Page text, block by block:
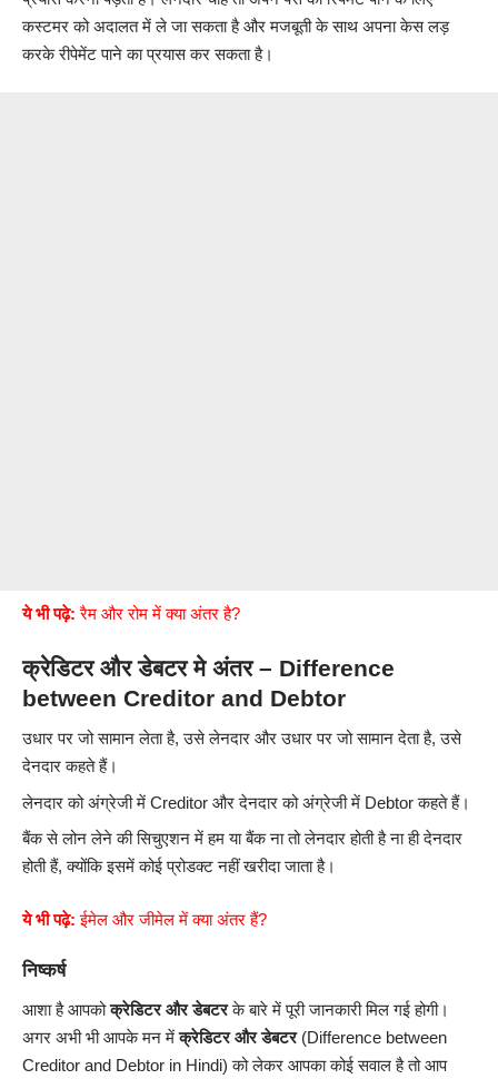
कस्टमर को अदालत में ले जा सकता है और मजबूती के साथ अपना केस लड़
करके रीपेमेंट पाने का प्रयास कर सकता है।
ये भी पढ़े: रैम और रोम में क्या अंतर है?
क्रेडिटर और डेबटर मे अंतर – Difference
between Creditor and Debtor
उधार पर जो सामान लेता है, उसे लेनदार और उधार पर जो सामान देता है, उसे
देनदार कहते हैं।
लेनदार को अंग्रेजी में Creditor और देनदार को अंग्रेजी में Debtor कहते हैं।
बैंक से लोन लेने की सिचुएशन में हम या बैंक ना तो लेनदार होती है ना ही देनदार
होती हैं, क्योंकि इसमें कोई प्रोडक्ट नहीं खरीदा जाता है।
ये भी पढ़े: ईमेल और जीमेल में क्या अंतर हैं?
निष्कर्ष
आशा है आपकोक्रेडिटर और डेबटरके बारे में पूरी जानकारी मिल गई होगी।
अगर अभी भी आपके मन मेंक्रेडिटर और डेबटर(Difference between
Creditor and Debtor in Hindi) को लेकर आपका कोई सवाल है तो आप